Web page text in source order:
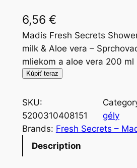
6,56 €
Madis Fresh Secrets
milk & Aloe vera –
mliekom a aloe vera 200 ml
Kúpiť teraz
SKU:
5200310408151
gély
Brands: Fresh Secrets –
Description